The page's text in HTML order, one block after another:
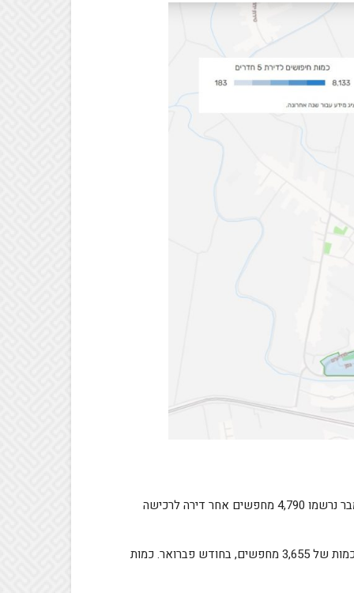
שנת 2024 הסתיימה במגמת עלייה בביקושים לאחר שבחודש דצמבר נרשמו 4,790 מחפשים אחר דירה לרכישה
בחודשיים הראשונים של שנת 2025 נרשמה ירידה בביקושים עם כמות של 3,655 מחפשים, בחודש פברואר. כמות